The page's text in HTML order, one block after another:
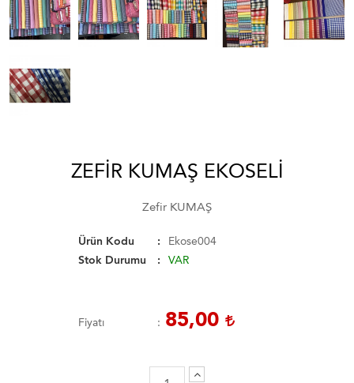
ZEFIR KUMAŞ EKOSELI
Zefir KUMAŞ
Ürün Kodu
Ekose004
Stok Durumu
VAR
Fiyatı 85,00